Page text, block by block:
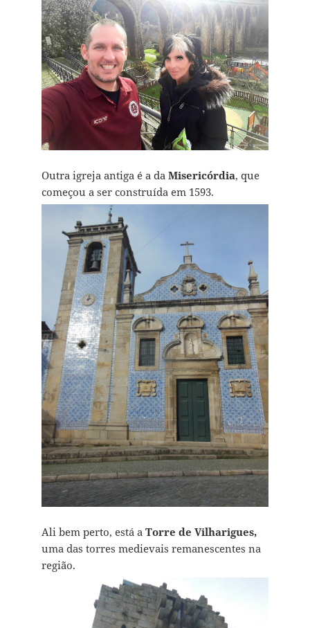
Outra igreja antiga é a da Misericórdia, que
começou a ser construída em 1593.
Ali bem perto, está a Torre de Vilharigues,
uma das torres medievais remanescentes na
região.